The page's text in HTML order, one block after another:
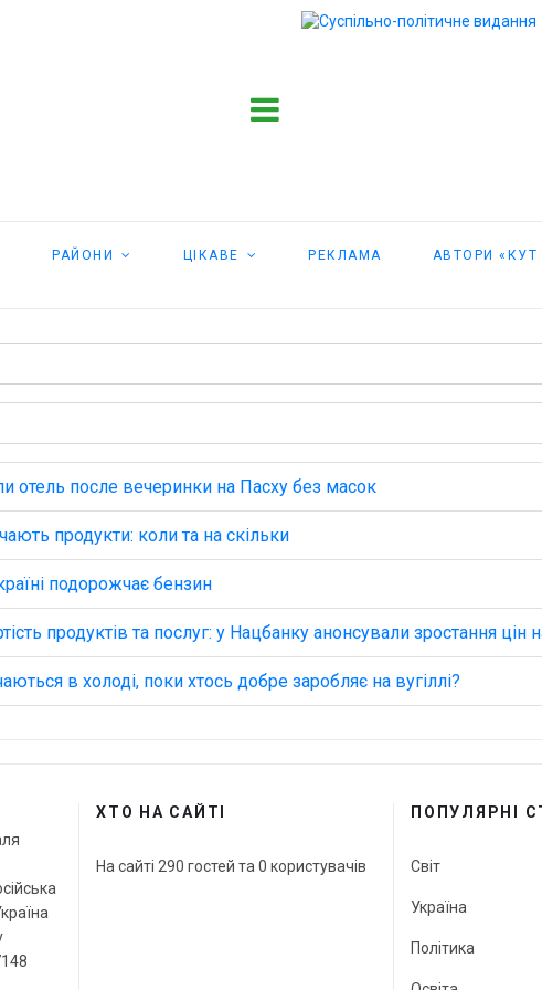
РАЙОНИ ЦІКАВЕ РЕКЛАМА АВТОРИ «КУТ
отель после вечеринки на Пасху без масок
продукти: коли та на скільки
подорожчає бензин
продуктів та послуг: у Нацбанку анонсували зростання цін
в холоді, поки хтось добре заробляє на вугіллі?
ХТО НА САЙТІ
На сайті 290 гостей та 0 користувачів
ПОПУЛЯРНІ
Світ
Україна
Політика